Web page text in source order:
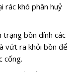
rác khó phân huỷ
bồn dính các
vứt ra khỏi bồn để
cống.